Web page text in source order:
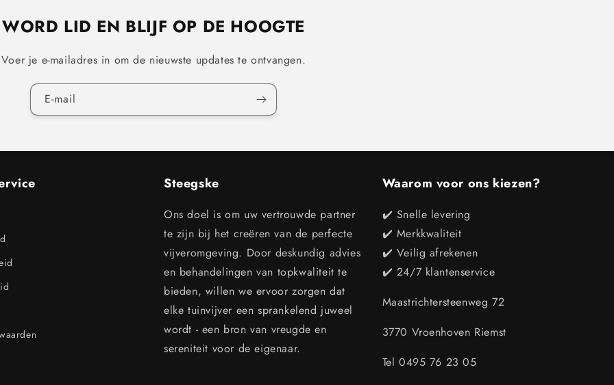
WORD LID EN BLIJF OP DE HOOGTE
Voer je e-mailadres in om de nieuwste updates te ontvangen.
E‑mail
Steegske
Ons doel is om uw vertrouwde partner
te zijn bij het creëren van de perfecte
vijveromgeving. Door deskundig advies
en behandelingen van topkwaliteit te
bieden, willen we ervoor zorgen dat
elke tuinvijver een sprankelend juweel
wordt - een bron van vreugde en
sereniteit voor de eigenaar.
Waarom voor ons kiezen?
✔️ Snelle levering
✔️ Merkkwaliteit
✔️ Veilig afrekenen
✔️ 24/7 klantenservice
Maastrichtersteenweg 72
3770 Vroenhoven Riemst
Tel 0495 76 23 05